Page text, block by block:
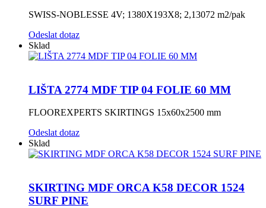
SWISS-NOBLESSE 4V; 1380X193X8; 2,13072 m2/pak
Odeslat dotaz
Sklad
LIŠTA 2774 MDF TIP 04 FOLIE 60 MM
FLOOREXPERTS SKIRTINGS 15x60x2500 mm
Odeslat dotaz
Sklad
SKIRTING MDF ORCA K58 DECOR 1524
SURF PINE